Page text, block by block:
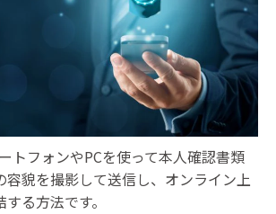
トフォンやPCを使って本人確認書類
容貌を撮影して送信し、オンライン上
る方法です。